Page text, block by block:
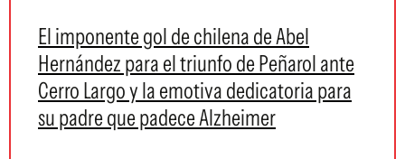
El imponente gol de chilena de Abel
Hernández para el triunfo de Peñarol ante
Cerro Largo y la emotiva dedicatoria para
su padre que padece Alzheimer